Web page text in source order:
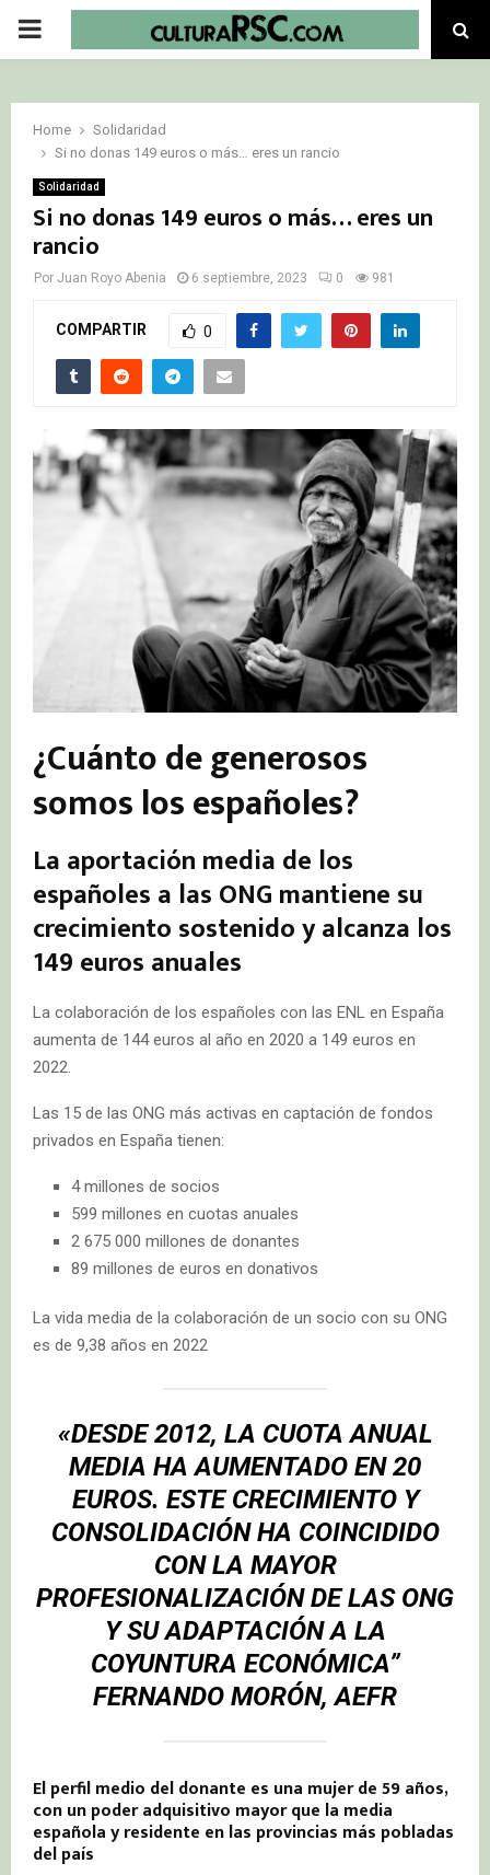
PRIMARY
Home
Solidaridad
Si no donas 149 euros o más… eres un rancio
Solidaridad
Si no donas 149 euros o más… eres un
rancio
Por Juan Royo Abenia 6 septiembre, 2023 0 981
COMPARTIR 0
¿Cuánto de generosos
somos los españoles?
La aportación media de los
españoles a las ONG mantiene su
crecimiento sostenido y alcanza los
149 euros anuales
La colaboración de los españoles con las ENL en España
aumenta de 144 euros al año en 2020 a 149 euros en
2022.
Las 15 de las ONG más activas en captación de fondos
privados en España tienen:
4 millones de socios
599 millones en cuotas anuales
2 675 000 millones de donantes
89 millones de euros en donativos
La vida media de la colaboración de un socio con su ONG
es de 9,38 años en 2022
«DESDE 2012, LA CUOTA ANUAL
MEDIA HA AUMENTADO EN 20
EUROS. ESTE CRECIMIENTO Y
CONSOLIDACIÓN HA COINCIDIDO
CON LA MAYOR
PROFESIONALIZACIÓN DE LAS ONG
Y SU ADAPTACIÓN A LA
COYUNTURA ECONÓMICA”
FERNANDO MORÓN, AEFR
El perfil medio del donante es una mujer de 59 años,
con un poder adquisitivo mayor que la media
española y residente en las provincias más pobladas
del país